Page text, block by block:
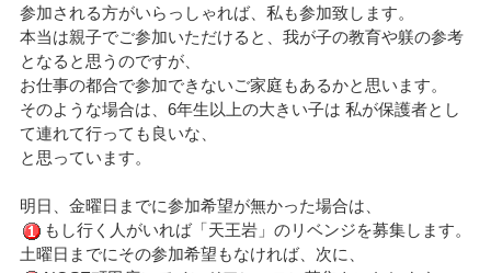
参加される方がいらっしゃれば、私も参加致します。
本当は親子でご参加いただけると、我が子の教育や躾の参考
となると思うのですが、
お仕事の都合で参加できないご家庭もあるかと思います。
そのような場合は、6年生以上の大きい子は 私が保護者とし
て連れて行っても良いな、
と思っています。
明日、金曜日までに参加希望が無かった場合は、
もし行く人がいれば「天王岩」のリベンジを募集します。
土曜日までにその参加希望もなければ、次に、